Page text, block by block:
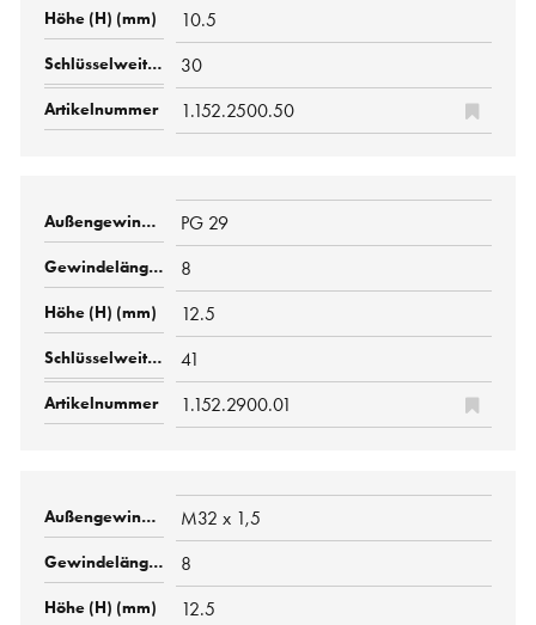
10.5
30
1.152.2500.50
PG 29
8
12.5
41
1.152.2900.01
M32 x 1,5
8
12.5